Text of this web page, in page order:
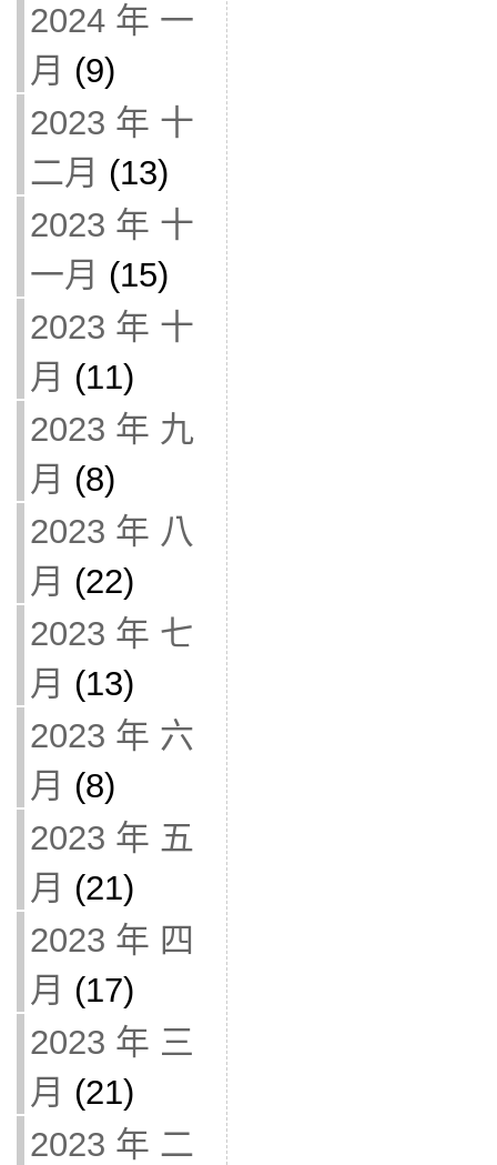
2024 年 一
月 (9)
2023 年 十
二月 (13)
2023 年 十
一月 (15)
2023 年 十
月 (11)
2023 年 九
月 (8)
2023 年 八
月 (22)
2023 年 七
月 (13)
2023 年 六
月 (8)
2023 年 五
月 (21)
2023 年 四
月 (17)
2023 年 三
月 (21)
2023 年 二